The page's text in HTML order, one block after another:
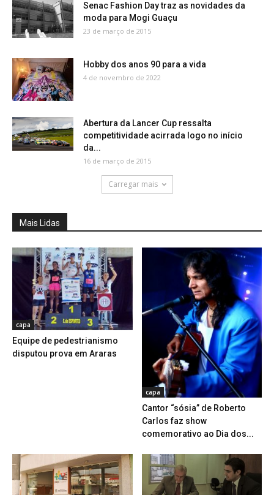
Senac Fashion Day traz as novidades da
moda para Mogi Guaçu
23 de março de 2015
Hobby dos anos 90 para a vida
4 de novembro de 2022
Abertura da Lancer Cup ressalta
competitividade acirrada logo no início
da...
16 de março de 2015
Carregar mais
Mais Lidas
capa
Equipe de pedestrianismo
disputou prova em Araras
capa
Cantor “sósia” de Roberto
Carlos faz show
comemorativo ao Dia dos...